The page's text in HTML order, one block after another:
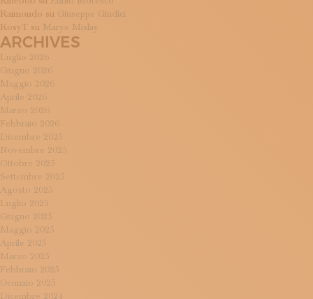
Raimondo su Giuseppe Giudici
RosyT su Marye Mislay
ARCHIVES
Luglio 2026
Giugno 2026
Maggio 2026
Aprile 2026
Marzo 2026
Febbraio 2026
Dicembre 2025
Novembre 2025
Ottobre 2025
Settembre 2025
Agosto 2025
Luglio 2025
Giugno 2025
Maggio 2025
Aprile 2025
Marzo 2025
Febbraio 2025
Gennaio 2025
Dicembre 2024